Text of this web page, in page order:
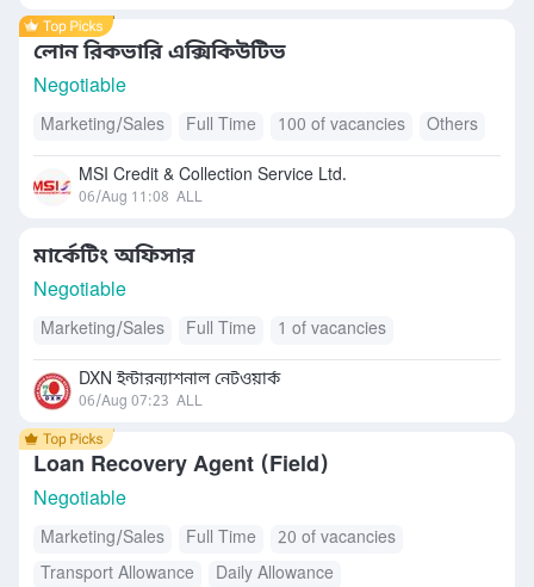
লোন রিকভারি এক্সিকিউটিভ
Negotiable
Marketing/Sales Full Time 100 of vacancies Others
MSI Credit & Collection Service Ltd.
06/Aug 11:08 ALL
মার্কেটিং অফিসার
Negotiable
Marketing/Sales Full Time 1 of vacancies
DXN ইন্টারন্যাশনাল নেটওয়ার্ক
06/Aug 07:23 ALL
Loan Recovery Agent (Field)
Negotiable
Marketing/Sales Full Time
20 of vacancies
Transport Allowance
Daily Allowance